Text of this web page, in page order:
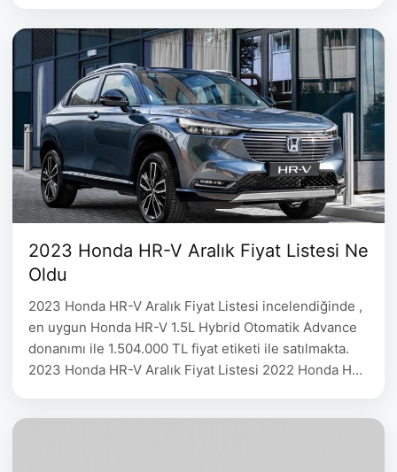
Otomatik Executive 2.301.500 1.5L VTEC Turbo Benzin
Otomatik Executive+ …
2023 Honda HR-V Aralık Fiyat Listesi Ne
Oldu
2023 Honda HR-V Aralık Fiyat Listesi incelendiğinde ,
en uygun Honda HR-V 1.5L Hybrid Otomatik Advance
donanımı ile 1.504.000 TL fiyat etiketi ile satılmakta.
2023 Honda HR-V Aralık Fiyat Listesi 2022 Honda HR-